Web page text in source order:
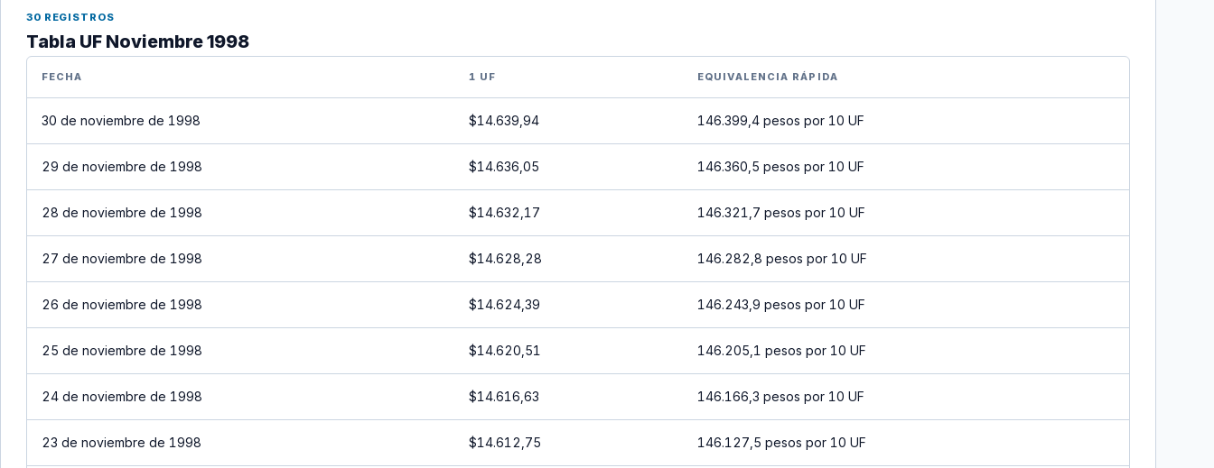
30 REGISTROS
Tabla UF Noviembre 1998
FECHA 1 UF EQUIVALENCIA RÁPIDA
30 de noviembre de 1998 $14.639,94 146.399,4 pesos por 10 UF
29 de noviembre de 1998 $14.636,05 146.360,5 pesos por 10 UF
28 de noviembre de 1998 $14.632,17 146.321,7 pesos por 10 UF
27 de noviembre de 1998 $14.628,28 146.282,8 pesos por 10 UF
26 de noviembre de 1998 $14.624,39 146.243,9 pesos por 10 UF
25 de noviembre de 1998 $14.620,51 146.205,1 pesos por 10 UF
24 de noviembre de 1998 $14.616,63 146.166,3 pesos por 10 UF
23 de noviembre de 1998 $14.612,75 146.127,5 pesos por 10 UF